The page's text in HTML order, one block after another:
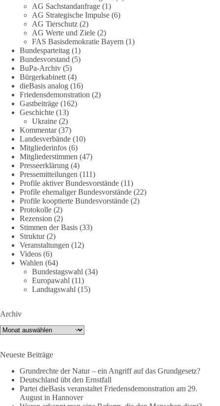
partei.de/2026/07/grundrechte-der-natur-ein-angriff-auf-das-
grundgesetz/
🟩🟩🟦🟦🟥🟥🟧🟧
Es ging weniger um fertige Antworten als um eine Debatte
darüber, wie Freiheit, Verantwortung, Naturschutz und
Grundrechte in einer demokratischen Gesellschaft künftig
miteinander in Einklang gebracht werden können.
#dieBasis #natur #grundrechte
38 7 8
DieBasis
1 Tag zuvor
Jetzt dieBasis Sachsen-Anhalt unterstützen!
Die Landtagswahl 2026 in Sachsen-Anhalt findet am 6.
September statt. Die Inhalte stehen – jetzt müssen sie gesehen,
geteilt und diskutiert werden.
Folge unseren Kanälen:
Facebook:
https://www.facebook.com/groups/diebasissachsenanhalt/
Tiktok:
X:https://x.com/DieBasisLSA
Youtube:https://www.youtube.com/dieBasisSachsenAnhalt
🟩🟩🟦🟦🟥🟥🟧🟧
Like, teile und kommentiere unsere Beiträge, damit noch mehr
Menschen mitbekommen, wofür wir stehen und warum es sich
lohnt, dieBasis zu wählen.
AG Sachstandanfrage (1)
AG Strategische Impulse (6)
AG Tierschutz (2)
AG Werte und Ziele (2)
FAS Basisdemokratie Bayern (1)
Bundesparteitag (1)
Bundesvorstand (5)
BuPa-Archiv (5)
Bürgerkabinett (4)
dieBasis analog (16)
Friedensdemonstration (2)
Gastbeiträge (162)
Geschichte (13)
Ukraine (2)
Kommentar(37)
Landesverbände (10)
Mitgliederinfos (6)
Mitgliederstimmen (47)
Presseerklärung (4)
Pressemitteilungen (111)
Profile aktiver Bundesvorstände (11)
Profile ehemaliger Bundesvorstände (22)
Profile kooptierte Bundesvorstände (2)
Protokolle (2)
Rezension (2)
Stimmen der Basis (33)
Struktur(2)
Veranstaltungen (12)
Videos (6)
Wahlen (64)
Bundestagswahl (34)
Europawahl (11)
Landtagswahl (15)
Archiv
Archiv
Neueste Beiträge
Grundrechte der Natur – ein Angriff auf das Grundgesetz?
Deutschland übt den Ernstfall
Partei dieBasis veranstaltet Friedensdemonstration am 29.
August in Hannover